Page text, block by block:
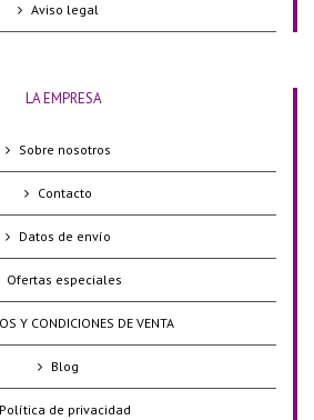
Aviso legal
LA EMPRESA
Sobre nosotros
Contacto
Datos de envío
Ofertas especiales
Y CONDICIONES DE VENTA
Blog
Política de privacidad